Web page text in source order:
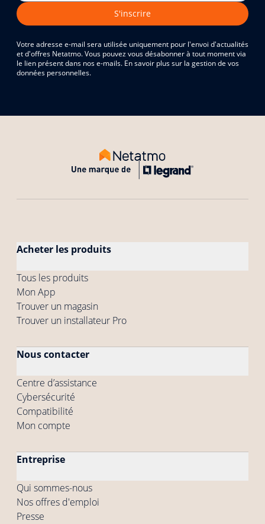
S'inscrire
Votre adresse e-mail sera utilisée uniquement pour l'envoi d'actualités
et d'offres Netatmo. Vous pouvez vous désabonner à tout moment via
le lien présent dans nos e-mails. En savoir plus sur la gestion de vos
données personnelles.
Acheter les produits
Tous les produits
Mon App
Trouver un magasin
Trouver un installateur Pro
Nous contacter
Centre d’assistance
Cybersécurité
Compatibilité
Mon compte
Entreprise
Qui sommes-nous
Nos offres d'emploi
Presse